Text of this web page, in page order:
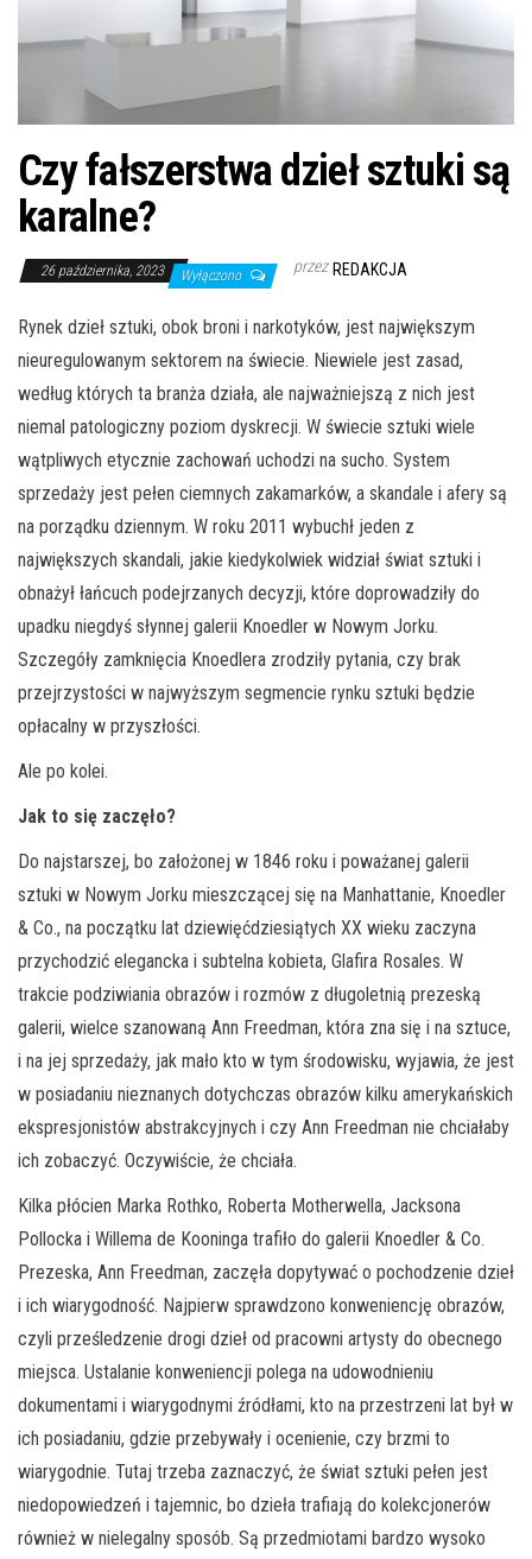
Czy fałszerstwa dzieł sztuki są
karalne?
26 października, 2023 Wyłączono przez REDAKCJA
Rynek dzieł sztuki, obok broni i narkotyków, jest największym
nieuregulowanym sektorem na świecie. Niewiele jest zasad,
według których ta branża działa, ale najważniejszą z nich jest
niemal patologiczny poziom dyskrecji. W świecie sztuki wiele
wątpliwych etycznie zachowań uchodzi na sucho. System
sprzedaży jest pełen ciemnych zakamarków, a skandale i afery są
na porządku dziennym. W roku 2011 wybuchł jeden z
największych skandali, jakie kiedykolwiek widział świat sztuki i
obnażył łańcuch podejrzanych decyzji, które doprowadziły do
upadku niegdyś słynnej galerii Knoedler w Nowym Jorku.
Szczegóły zamknięcia Knoedlera zrodziły pytania, czy brak
przejrzystości w najwyższym segmencie rynku sztuki będzie
opłacalny w przyszłości.
Ale po kolei.
Jak to się zaczęło?
Do najstarszej, bo założonej w 1846 roku i poważanej galerii
sztuki w Nowym Jorku mieszczącej się na Manhattanie, Knoedler
& Co., na początku lat dziewięćdziesiątych XX wieku zaczyna
przychodzić elegancka i subtelna kobieta, Glafira Rosales. W
trakcie podziwiania obrazów i rozmów z długoletnią prezeską
galerii, wielce szanowaną Ann Freedman, która zna się i na sztuce,
i na jej sprzedaży, jak mało kto w tym środowisku, wyjawia, że jest
w posiadaniu nieznanych dotychczas obrazów kilku amerykańskich
ekspresjonistów abstrakcyjnych i czy Ann Freedman nie chciałaby
ich zobaczyć. Oczywiście, że chciała.
Kilka płócien Marka Rothko, Roberta Motherwella, Jacksona
Pollocka i Willema de Kooninga trafiło do galerii Knoedler & Co.
Prezeska, Ann Freedman, zaczęła dopytywać o pochodzenie dzieł
i ich wiarygodność. Najpierw sprawdzono konweniencję obrazów,
czyli prześledzenie drogi dzieł od pracowni artysty do obecnego
miejsca. Ustalanie konweniencji polega na udowodnieniu
dokumentami i wiarygodnymi źródłami, kto na przestrzeni lat był w
ich posiadaniu, gdzie przebywały i ocenienie, czy brzmi to
wiarygodnie. Tutaj trzeba zaznaczyć, że świat sztuki pełen jest
niedopowiedzeń i tajemnic, bo dzieła trafiają do kolekcjonerów
również w nielegalny sposób. Są przedmiotami bardzo wysoko